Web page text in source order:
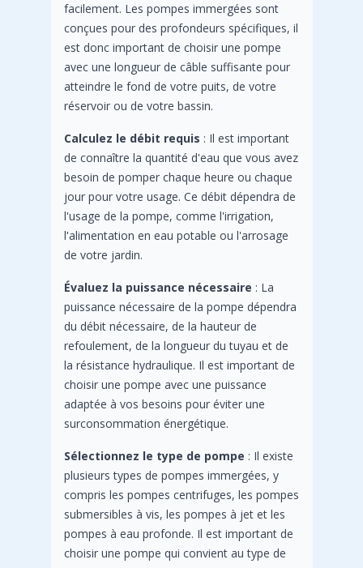
facilement. Les pompes immergées sont
conçues pour des profondeurs spécifiques, il
est donc important de choisir une pompe
avec une longueur de câble suffisante pour
atteindre le fond de votre puits, de votre
réservoir ou de votre bassin.
Calculez le débit requis : Il est important
de connaître la quantité d'eau que vous avez
besoin de pomper chaque heure ou chaque
jour pour votre usage. Ce débit dépendra de
l'usage de la pompe, comme l'irrigation,
l'alimentation en eau potable ou l'arrosage
de votre jardin.
Évaluez la puissance nécessaire : La
puissance nécessaire de la pompe dépendra
du débit nécessaire, de la hauteur de
refoulement, de la longueur du tuyau et de
la résistance hydraulique. Il est important de
choisir une pompe avec une puissance
adaptée à vos besoins pour éviter une
surconsommation énergétique.
Sélectionnez le type de pompe : Il existe
plusieurs types de pompes immergées, y
compris les pompes centrifuges, les pompes
submersibles à vis, les pompes à jet et les
pompes à eau profonde. Il est important de
choisir une pompe qui convient au type de